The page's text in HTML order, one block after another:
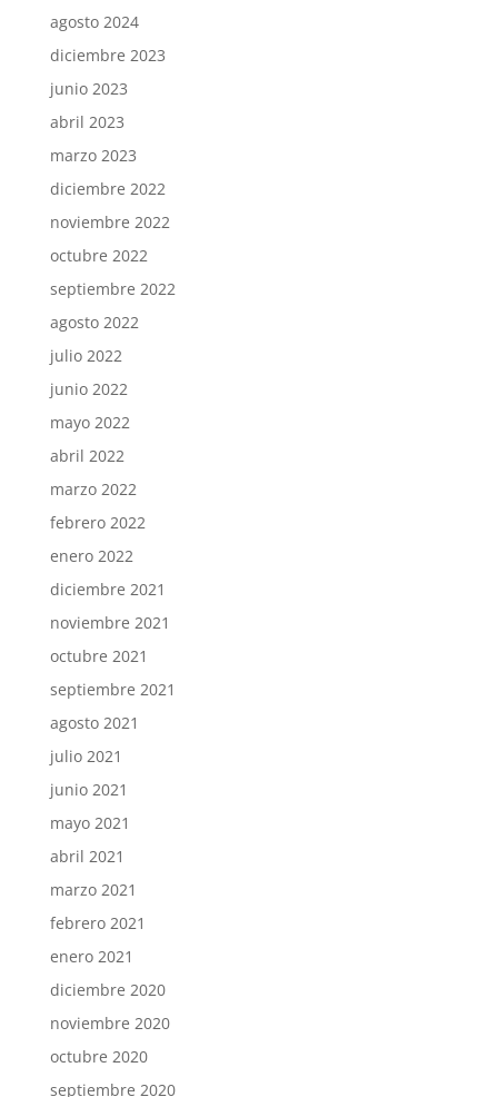
agosto 2024
diciembre 2023
junio 2023
abril 2023
marzo 2023
diciembre 2022
noviembre 2022
octubre 2022
septiembre 2022
agosto 2022
julio 2022
junio 2022
mayo 2022
abril 2022
marzo 2022
febrero 2022
enero 2022
diciembre 2021
noviembre 2021
octubre 2021
septiembre 2021
agosto 2021
julio 2021
junio 2021
mayo 2021
abril 2021
marzo 2021
febrero 2021
enero 2021
diciembre 2020
noviembre 2020
octubre 2020
septiembre 2020